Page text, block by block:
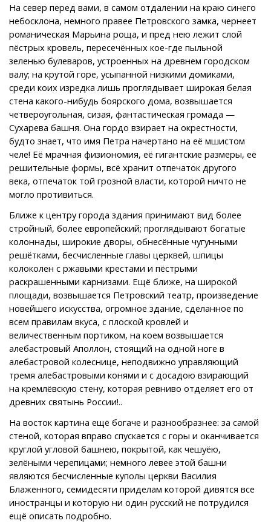
На север перед вами, в самом отдалении на краю синего
небосклона, немного правее Петровского замка, чернеет
романическая Марьина роща, и пред нею лежит слой
пёстрых кровель, пересечённых кое-где пыльной
зеленью булеваров, устроенных на древнем городском
валу; на крутой горе, усыпанной низкими домиками,
среди коих изредка лишь проглядывает широкая белая
стена какого-нибудь боярского дома, возвышается
четвероугольная, сизая, фантастическая громада —
Сухарева башня. Она гордо взирает на окрестности,
будто знает, что имя Петра начертано на её мшистом
челе! Её мрачная физиономия, её гигантские размеры, её
решительные формы, всё хранит отпечаток другого
века, отпечаток той грозной власти, которой ничто не
могло противиться.
Ближе к центру города здания принимают вид более
стройный, более европейский; проглядывают богатые
колоннады, широкие дворы, обнесённые чугунными
решётками, бесчисленные главы церквей, шпицы
колоколен с ржавыми крестами и пёстрыми
раскрашенными карнизами. Ещё ближе, на широкой
площади, возвышается Петровский театр, произведение
новейшего искусства, огромное здание, сделанное по
всем правилам вкуса, с плоской кровлей и
величественным портиком, на коем возвышается
алебастровый Аполлон, стоящий на одной ноге в
алебастровой колеснице, неподвижно управляющий
тремя алебастровыми конями и с досадою взирающий
на кремлёвскую стену, которая ревниво отделяет его от
древних святынь России!..
На восток картина ещё богаче и разнообразнее: за самой
стеной, которая вправо спускается с горы и оканчивается
круглой угловой башнею, покрытой, как чешуёю,
зелёными черепицами; немного левее этой башни
являются бесчисленные куполы церкви Василия
Блаженного, семидесяти приделам которой дивятся все
иностранцы и которую ни один русский не потрудился
ещё описать подробно.